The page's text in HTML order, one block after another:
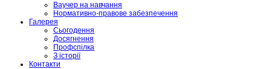
Ваучер на навчання
Нормативно-правове забезпечення
Галерея
Сьогодення
Досягнення
Профспілка
З історії
Контакти